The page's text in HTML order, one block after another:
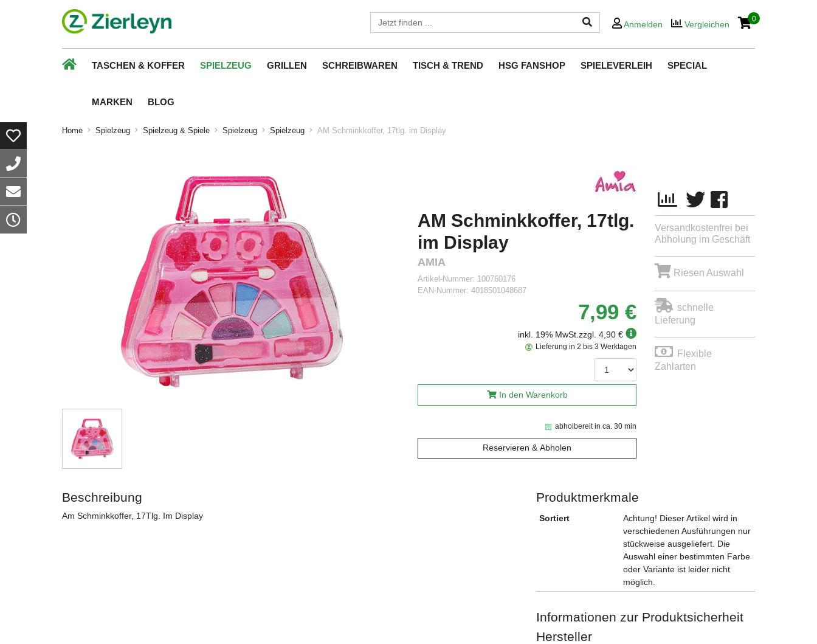
Anmelden Vergleichen
0
TASCHEN & KOFFER SPIELZEUG GRILLEN SCHREIBWAREN TISCH & TREND HSG FANSHOP SPIELEVERLEIH SPECIAL
MARKEN BLOG
Home Spielzeug Spielzeug & Spiele Spielzeug Spielzeug AM Schminkkoffer, 17tlg. im Display
AM Schminkkoffer, 17tlg.
im Display
AMIA
Artikel-Nummer: 100760176
EAN-Nummer: 4018501048687
7,99 €
inkl. 19% MwSt. zzgl. 4,90 €
abholbereit in ca. 30 min
Reservieren & Abholen
Lieferung in 2 bis 3 Werktagen
In den Warenkorb
Versandkostenfrei bei
Abholung im Geschäft
Riesen Auswahl
schnelle
Lieferung
Flexible
Zahlarten
Beschreibung
Am Schminkkoffer, 17Tlg. Im Display
Produktmerkmale
Sortiert
Achtung! Dieser Artikel wird in
verschiedenen Ausführungen nur
stückweise ausgeliefert. Die
Auswahl einer bestimmten Farbe
oder Variante ist leider nicht
möglich.
Informationen zur Produktsicherheit
Hersteller